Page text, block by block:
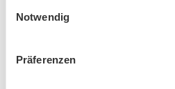
Notwendig
Präferenzen